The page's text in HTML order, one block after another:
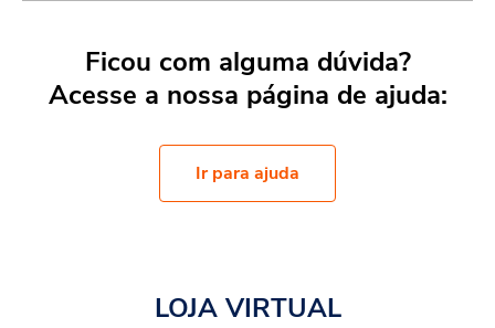
Ficou com alguma dúvida?
Acesse a nossa página de ajuda:
Ir para ajuda
LOJA VIRTUAL